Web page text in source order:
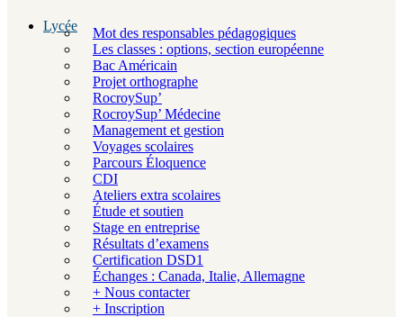
Lycée
Mot des responsables pédagogiques
Les classes : options, section européenne
Bac Américain
Projet orthographe
RocroySup’
RocroySup’ Médecine
Management et gestion
Voyages scolaires
Parcours Éloquence
CDI
Ateliers extra scolaires
Étude et soutien
Stage en entreprise
Résultats d’examens
Certification DSD1
Échanges : Canada, Italie, Allemagne
+ Nous contacter
+ Inscription